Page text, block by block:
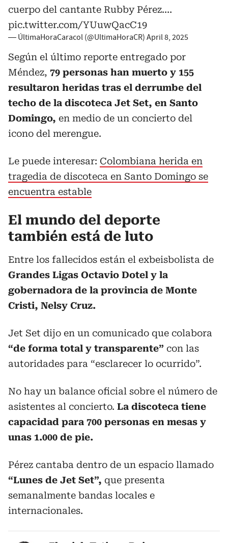
cuerpo del cantante Rubby Pérez.…
pic.twitter.com/YUuwQacC19
— ÚltimaHoraCaracol (@UltimaHoraCR) April 8, 2025
Según el último reporte entregado por
Méndez, 79 personas han muerto y 155
resultaron heridas tras el derrumbe del
techo de la discoteca Jet Set, en Santo
Domingo, en medio de un concierto del
icono del merengue.
Le puede interesar: Colombiana herida en
tragedia de discoteca en Santo Domingo se
encuentra estable
El mundo del deporte
también está de luto
Entre los fallecidos están el exbeisbolista de
Grandes Ligas Octavio Dotel y la
gobernadora de la provincia de Monte
Cristi, Nelsy Cruz.
Jet Set dijo en un comunicado que colabora
“de forma total y transparente” con las
autoridades para “esclarecer lo ocurrido”.
No hay un balance oficial sobre el número de
asistentes al concierto. La discoteca tiene
capacidad para 700 personas en mesas y
unas 1.000 de pie.
Pérez cantaba dentro de un espacio llamado
“Lunes de Jet Set”, que presenta
semanalmente bandas locales e
internacionales.